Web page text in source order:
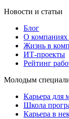
Новости и статьи
Блог
О компаниях
Жизнь в
ИТ-проекты
Рейтинг
Молодым
Карьера для
Школа
Карьера в